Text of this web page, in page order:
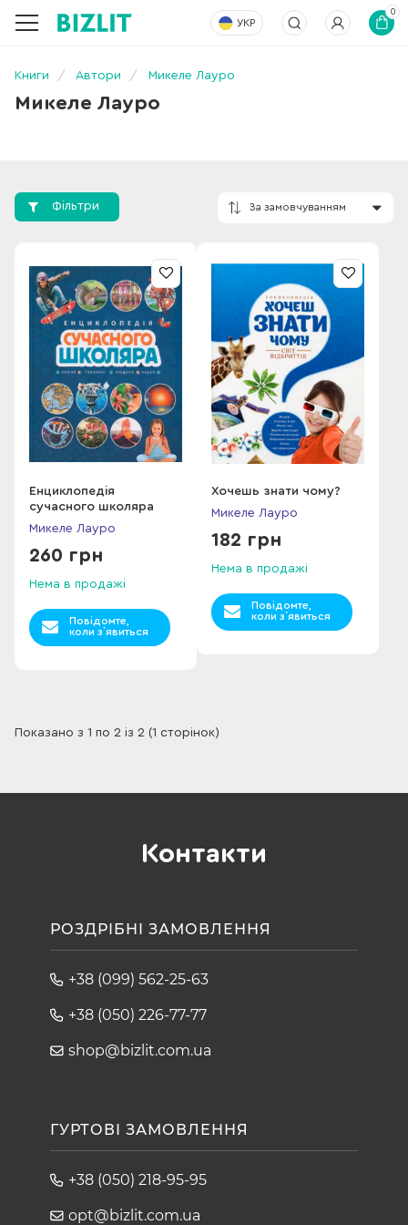
УКР
0
Книги Автори Микеле Лауро
Микеле Лауро
Фільтри
Енциклопедія
сучасного школяра
Микеле Лауро
260 грн
Нема в продажі
Повідомте,
коли з`явиться
Хочешь знати чому?
Микеле Лауро
182 грн
Нема в продажі
Повідомте,
коли з`явиться
Показано з 1 по 2 із 2 (1 сторінок)
Контакти
РОЗДРІБНІ ЗАМОВЛЕННЯ
+38 (099) 562-25-63
+38 (050) 226-77-77
shop@bizlit.com.ua
ГУРТОВІ ЗАМОВЛЕННЯ
+38 (050) 218-95-95
opt@bizlit.com.ua